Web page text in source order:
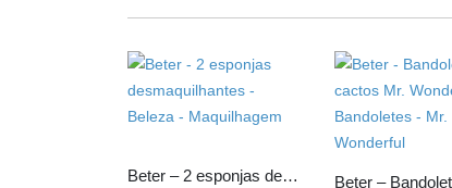
Beter – 2 esponjas desmaquilhantes